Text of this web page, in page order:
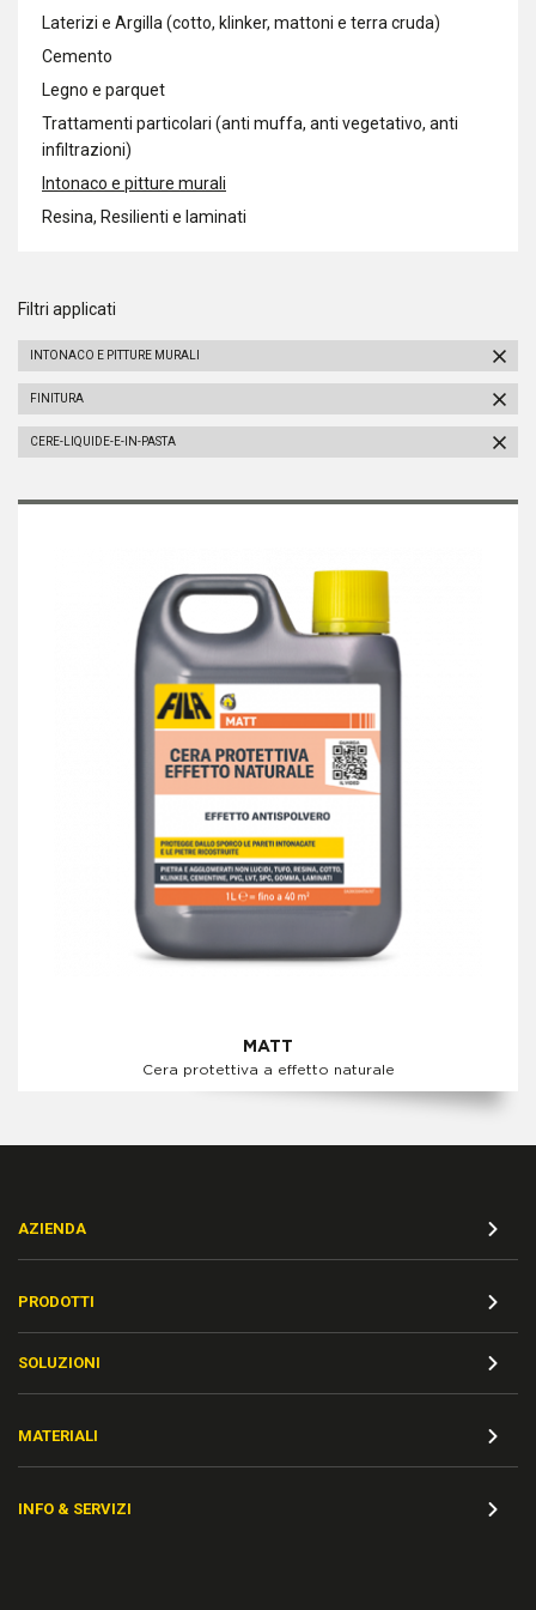
Laterizi e Argilla (cotto, klinker, mattoni e terra cruda)
Cemento
Legno e parquet
Trattamenti particolari (anti muffa, anti vegetativo, anti
infiltrazioni)
Intonaco e pitture murali
Resina, Resilienti e laminati
Filtri applicati
INTONACO E PITTURE MURALI
FINITURA
CERE-LIQUIDE-E-IN-PASTA
MATT
Cera protettiva a effetto naturale
AZIENDA
PRODOTTI
SOLUZIONI
MATERIALI
INFO & SERVIZI